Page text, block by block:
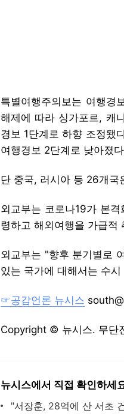
특별여행주의보는 여행경
해제에 따라 싱가포르, 캐
경보 1단계로 하향 조정됐
여행경보 2단계로 낮아졌
단 중국, 러시아 등 26개국
외교부는 코로나19가 본
령하고 해외여행을 가급적
외교부는 "향후 분기별로
있는 국가에 대해서는 수
☞공감언론 뉴시스
Copyright © 뉴시스. 무단
뉴시스에서 직접 확인하세